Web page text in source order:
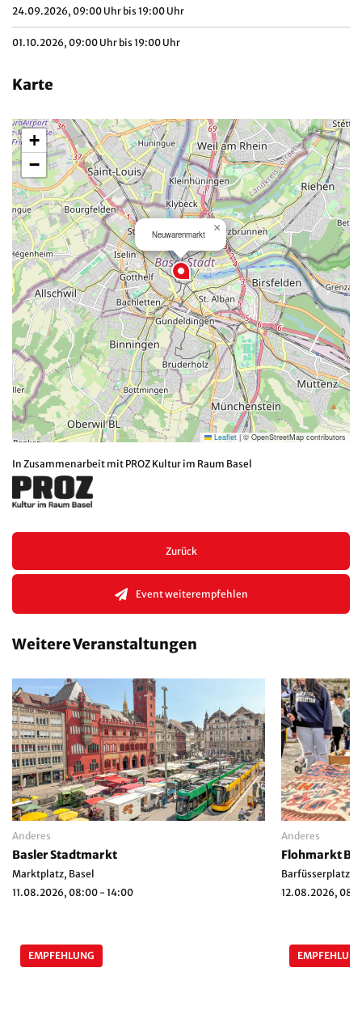
24.09.2026, 09:00 Uhr bis 19:00 Uhr
01.10.2026, 09:00 Uhr bis 19:00 Uhr
Karte
Neuwarenmarkt ×
+
−
Leaflet | © OpenStreetMap contributors
In Zusammenarbeit mit PROZ Kultur im Raum Basel
Zurück
Event weiterempfehlen
Weitere Veranstaltungen
Anderes
Basler Stadtmarkt
Marktplatz, Basel
11.08.2026, 08:00 - 14:00
Anderes
Flohmarkt
Barfüsserplatz,
12.08.2026,
EMPFEHLUNG